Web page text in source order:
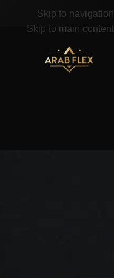
Skip to navigation
Skip to main content